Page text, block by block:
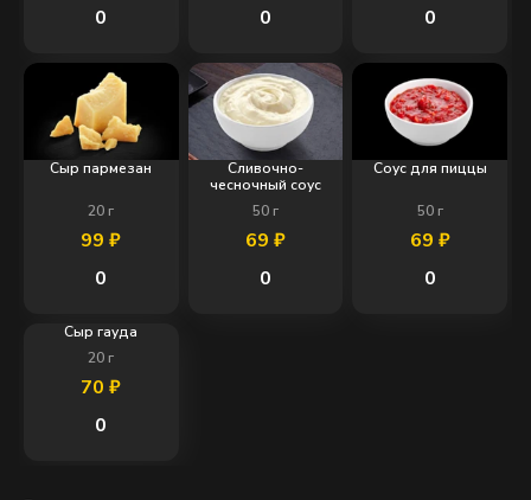
0
0
0
Сыр пармезан
20 г
99₽
0
Сливочно-
чесночный соус
50г
69 ₽
0
Соус для пиццы
50г
69 ₽
0
Сыр гауда
20 г
70₽
0